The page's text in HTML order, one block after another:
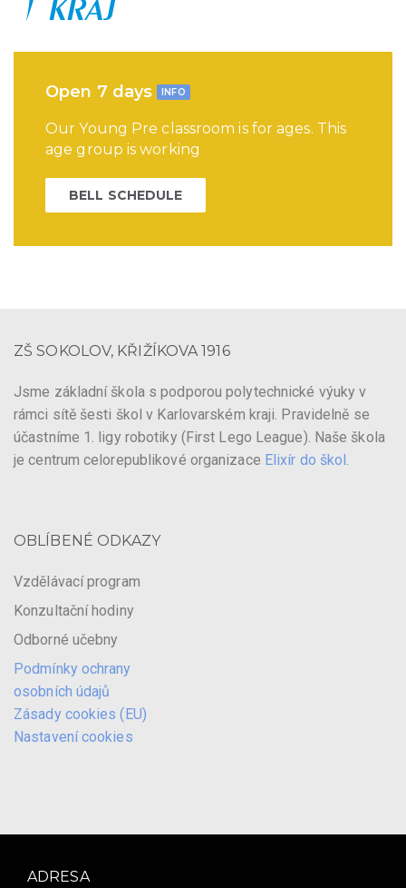
Open 7 days INFO
Our Young Pre classroom is for ages. This
age group is working
BELL SCHEDULE
ZŠ SOKOLOV, KŘIŽÍKOVA 1916
Jsme základní škola s podporou polytechnické výuky v
rámci sítě šesti škol v Karlovarském kraji. Pravidelně se
účastníme 1. ligy robotiky (First Lego League). Naše škola
je centrum celorepublikové organizace Elixír do škol .
OBLÍBENÉ ODKAZY
Vzdělávací program
Konzultační hodiny
Odborné učebny
Podmínky ochrany
osobních údajů
Zásady cookies (EU)
Nastavení cookies
ADRESA